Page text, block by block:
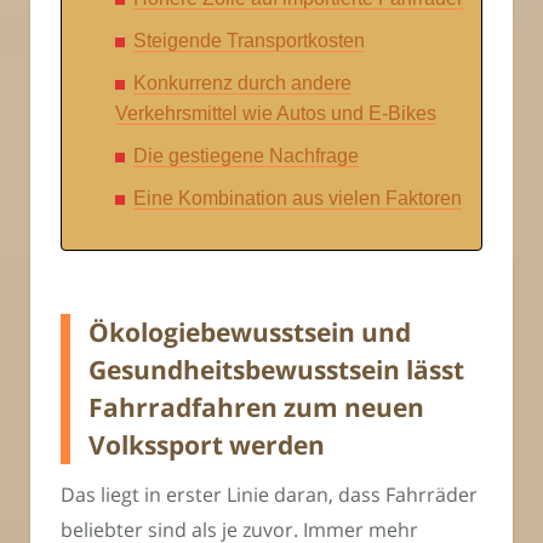
Steigende Transportkosten
Konkurrenz durch andere
Verkehrsmittel wie Autos und E-Bikes
Die gestiegene Nachfrage
Eine Kombination aus vielen Faktoren
Ökologiebewusstsein und
Gesundheitsbewusstsein lässt
Fahrradfahren zum neuen
Volkssport werden
Das liegt in erster Linie daran, dass Fahrräder
beliebter sind als je zuvor. Immer mehr